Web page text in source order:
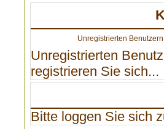
Unregistrierten
Unregistrierten
registrieren Sie sich...
Bitte loggen Sie sich